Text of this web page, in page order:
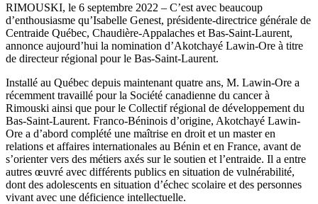
RIMOUSKI, le 6 septembre 2022 – C’est avec beaucoup
d’enthousiasme qu’Isabelle Genest, présidente-directrice générale de
Centraide Québec, Chaudière-Appalaches et Bas-Saint-Laurent,
annonce aujourd’hui la nomination d’Akotchayé Lawin-Ore à titre
de directeur régional pour le Bas-Saint-Laurent.
Installé au Québec depuis maintenant quatre ans, M. Lawin-Ore a
récemment travaillé pour la Société canadienne du cancer à
Rimouski ainsi que pour le Collectif régional de développement du
Bas-Saint-Laurent. Franco-Béninois d’origine, Akotchayé Lawin-
Ore a d’abord complété une maîtrise en droit et un master en
relations et affaires internationales au Bénin et en France, avant de
s’orienter vers des métiers axés sur le soutien et l’entraide. Il a entre
autres œuvré avec différents publics en situation de vulnérabilité,
dont des adolescents en situation d’échec scolaire et des personnes
vivant avec une déficience intellectuelle.